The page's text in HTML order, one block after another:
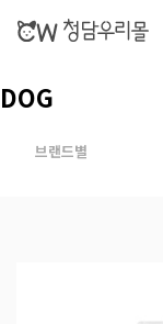
DOG
브랜드별